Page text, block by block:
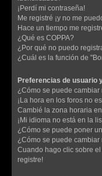
¡Perdí mi contraseña!
Me registré ¡y no me
Hace un tiempo me
¿Qué es COPPA?
¿Por qué no puedo
¿Cuál es la función de
Preferencias de usuario
¿Cómo se puede
¡La hora en los foros no
Cambié la zona horaria
¡Mi idioma no está en la
¿Cómo se puede poner
¿Cómo se puede cambiar
Cuando hago clic sobre
registre!